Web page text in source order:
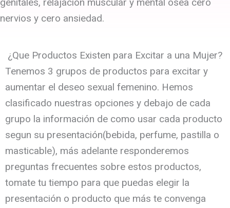
genitales, relajación muscular y mental osea cero
nervios y cero ansiedad.
¿Que Productos Existen para Excitar a una Mujer?
Tenemos 3 grupos de productos para excitar y
aumentar el deseo sexual femenino. Hemos
clasificado nuestras opciones y debajo de cada
grupo la información de como usar cada producto
segun su presentación(bebida, perfume, pastilla o
masticable), más adelante responderemos
preguntas frecuentes sobre estos productos,
tomate tu tiempo para que puedas elegir la
presentación o producto que más te convenga